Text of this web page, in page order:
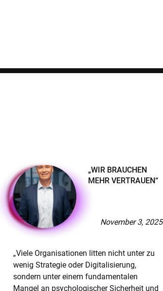
„WIR BRAUCHEN
MEHR VERTRAUEN“
November 3, 2025
„Viele Organisationen litten nicht unter zu
wenig Strategie oder Digitalisierung,
sondern unter einem fundamentalen
Mangel an psychologischer Sicherheit und